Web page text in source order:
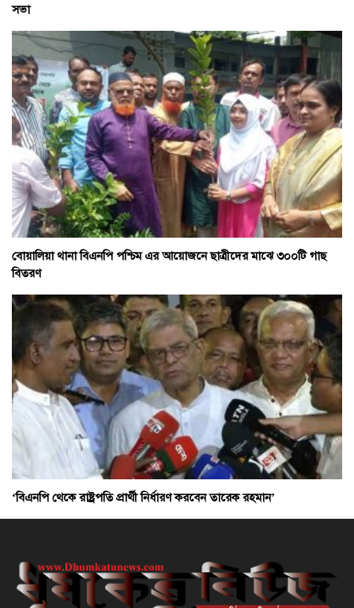
সভা
বোয়ালিয়া থানা বিএনপি পশ্চিম এর আয়োজনে ছাত্রীদের মাঝে ৩০০টি গাছ
বিতরণ
‘বিএনপি থেকে রাষ্ট্রপতি প্রার্থী নির্ধারণ করবেন তারেক রহমান’